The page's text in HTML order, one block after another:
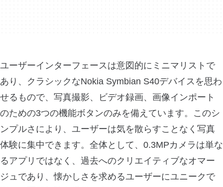
ユーザーインターフェースは意図的にミニマリストで
あり、クラシックなNokia Symbian S40デバイスを思わ
せるもので、写真撮影、ビデオ録画、画像インポート
のための3つの機能ボタンのみを備えています。このシ
ンプルさにより、ユーザーは気を散らすことなく写真
体験に集中できます。全体として、0.3MPカメラは単な
るアプリではなく、過去へのクリエイティブなオマー
ジュであり、懐かしさを求めるユーザーにユニークで